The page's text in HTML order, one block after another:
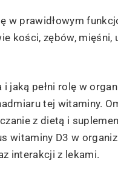
w prawidłowym
kości, zębów, mięśni,
jaką pełni rolę w
tej witaminy.
z dietą i
D3 w
interakcji z lekami.